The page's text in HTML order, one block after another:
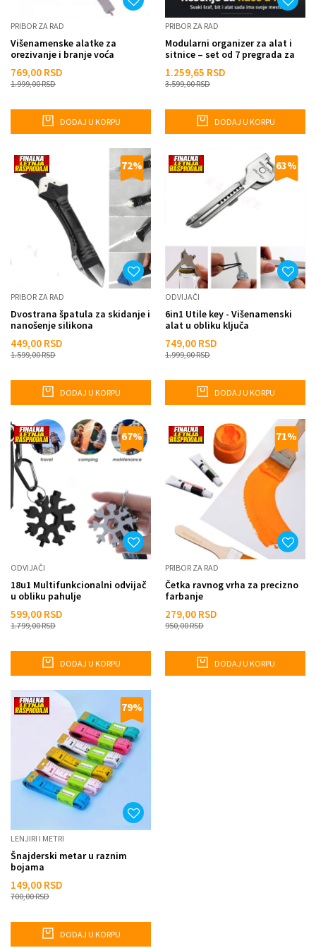
PRIBOR ZA RAD
Višenamenske alatke za
orezivanje i branje voća
769,00 RSD
1.999,00RSD
DODAJ U KORPU
PRIBOR ZA RAD
Modularni organizer za alat i
sitnice – set od 7 pregrada za
1.259,65 RSD
3.599,00RSD
DODAJ U KORPU
72%
PRIBOR ZA RAD
Dvostrana špatula za skidanje i
nanošenje silikona
449,00 RSD
1.599,00RSD
DODAJ U KORPU
63%
ODVIJAČI
6in1 Utile key - Višenamenski
alat u obliku ključa
749,00 RSD
1.999,00RSD
DODAJ U KORPU
67%
ODVIJAČI
18u1 Multifunkcionalni odvijač
u obliku pahulje
599,00 RSD
1.799,00RSD
DODAJ U KORPU
71%
PRIBOR ZA RAD
Četka ravnog vrha za precizno
farbanje
279,00 RSD
950,00RSD
DODAJ U KORPU
79%
LENJIRI I METRI
Šnajderski metar u raznim
bojama
149,00 RSD
700,00RSD
DODAJ U KORPU